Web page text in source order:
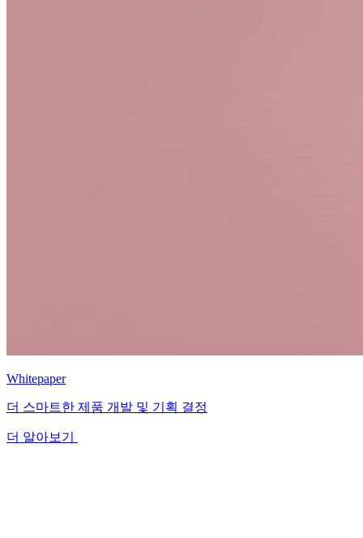
Whitepaper
더 스마트한 제품 개발 및 기획 결정
더 알아보기